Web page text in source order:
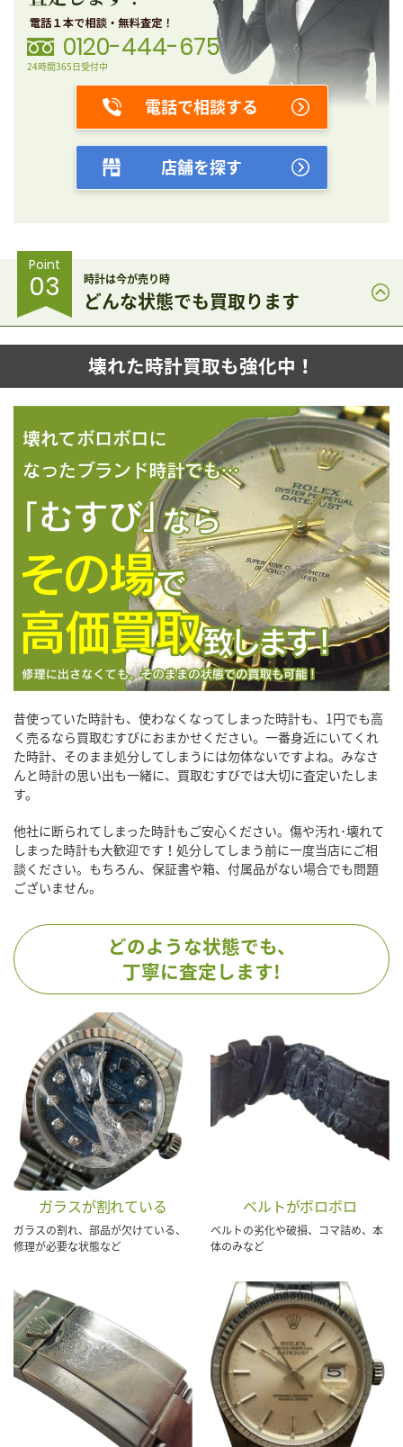
0120-444-675
24時間365日受付中
電話で相談する
店舗を探す
Point
03 時計は今が売り時
どんな状態でも買取ります
壊れた時計買取も強化中！
昔使っていた時計も、使わなくなってしまった時計も、1円でも高
く売るなら買取むすびにおまかせください。一番身近にいてくれ
た時計、そのまま処分してしまうには勿体ないですよね。みなさ
んと時計の思い出も一緒に、買取むすびでは大切に査定いたしま
す。
他社に断られてしまった時計もご安心ください。傷や汚れ･壊れて
しまった時計も大歓迎です！処分してしまう前に一度当店にご相
談ください。もちろん、保証書や箱、付属品がない場合でも問題
ございません。
どのような状態でも、
丁寧に査定します!
ガラスが割れている
ガラスの割れ、部品が欠けている、
修理が必要な状態など
ベルトがボロボロ
ベルトの劣化や破損、コマ詰め、本
体のみなど